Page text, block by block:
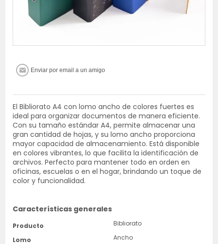
El Bibliorato A4 con lomo ancho de colores fuertes es
ideal para organizar documentos de manera eficiente.
Con su tamaño estándar A4, permite almacenar una
gran cantidad de hojas, y su lomo ancho proporciona
mayor capacidad de almacenamiento. Está disponible
en colores vibrantes, lo que facilita la identificación de
archivos. Perfecto para mantener todo en orden en
oficinas, escuelas o en el hogar, brindando un toque de
color y funcionalidad.
Características generales
Producto
Bibliorato
Lomo
Ancho